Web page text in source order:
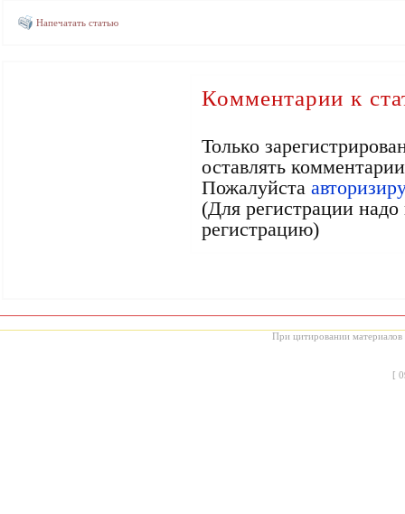
Напечатать статью
Комментарии к
Только
оставлять
Пожалуйста
(Для регистрации
регистрацию)
При цитировании материалов
[